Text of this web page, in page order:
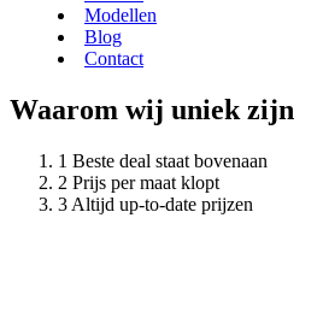
Modellen
Blog
Contact
Waarom wij uniek zijn
Beste deal staat bovenaan
Prijs per maat klopt
Altijd up-to-date prijzen